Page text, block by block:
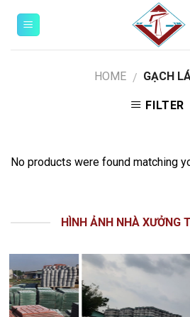
HOME / GẠCH
FILTER
No products were found matching
HÌNH ẢNH NHÀ XƯỞNG